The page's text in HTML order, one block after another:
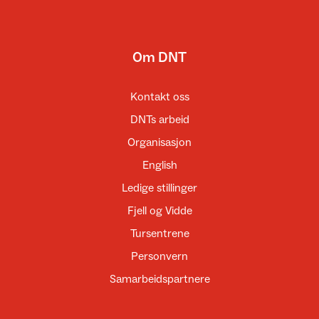
Om DNT
Kontakt oss
DNTs arbeid
Organisasjon
English
Ledige stillinger
Fjell og Vidde
Tursentrene
Personvern
Samarbeidspartnere